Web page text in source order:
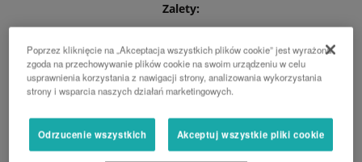
Zalety:
prostych
Każdy element pracuje niezależnie
Równomierna kontrola głębokości na całej
szerokości roboczej
Elastyczność i wysoka wydajność
Przygotowany do pracy w trudnych warunkach
Poprzez kliknięcie na „Akceptacja wszystkich plików cookie” jest wyrażona
zgoda na przechowywanie plików cookie na swoim urządzeniu w celu
usprawnienia korzystania z nawigacji strony, analizowania wykorzystania
strony i wsparcia naszych działań marketingowych.
Odrzucenie wszystkich Akceptuj wszystkie pliki cookie